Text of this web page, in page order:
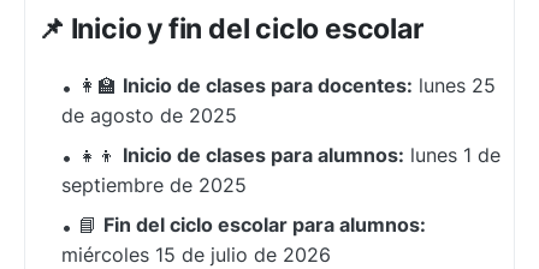
📌 Inicio y fin del ciclo escolar
👩‍🏫 Inicio de clases para docentes: lunes 25
de agosto de 2025
👧👦 Inicio de clases para alumnos: lunes 1 de
septiembre de 2025
📘 Fin del ciclo escolar para alumnos:
miércoles 15 de julio de 2026